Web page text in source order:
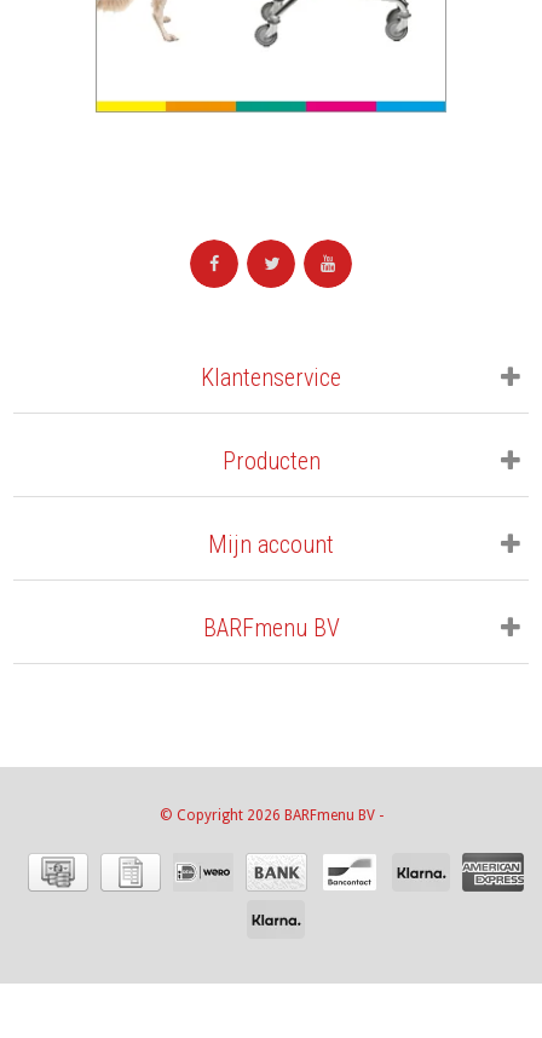
Klantenservice
Producten
Mijn account
BARFmenu BV
© Copyright 2026 BARFmenu BV -